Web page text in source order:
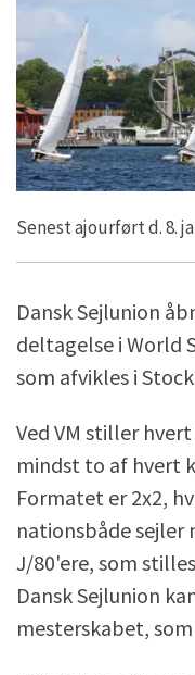
Senest ajourført d. 8.
Dansk Sejlunion
deltagelse i World
som afvikles i
Ved VM stiller
mindst to af hvert
Formatet er 2x2,
nationsbåde sejler
J/80'ere, som
Dansk Sejlunion
mesterskabet,